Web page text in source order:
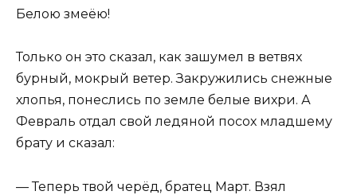
Белою змеёю!
Только он это сказал, как зашумел в ветвях
бурный, мокрый ветер. Закружились снежные
хлопья, понеслись по земле белые вихри. А
Февраль отдал свой ледяной посох младшему
брату и сказал:
— Теперь твой черёд, братец Март. Взял